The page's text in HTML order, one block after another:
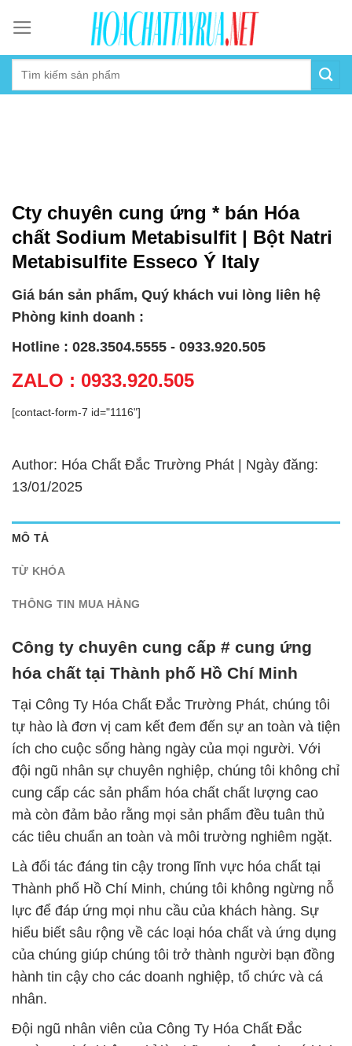
content
Cty chuyên cung ứng * bán Hóa
chất Sodium Metabisulfit | Bột Natri
Metabisulfite Esseco Ý Italy
Giá bán sản phẩm, Quý khách vui lòng liên hệ
Phòng kinh doanh :
Hotline : 028.3504.5555 - 0933.920.505
ZALO : 0933.920.505
[contact-form-7 id="1116"]
Author: Hóa Chất Đắc Trường Phát | Ngày đăng:
13/01/2025
MÔ TẢ
TỪ KHÓA
THÔNG TIN MUA HÀNG
Công ty chuyên cung cấp # cung ứng
hóa chất tại Thành phố Hồ Chí Minh
Tại Công Ty Hóa Chất Đắc Trường Phát, chúng tôi
tự hào là đơn vị cam kết đem đến sự an toàn và tiện
ích cho cuộc sống hàng ngày của mọi người. Với
đội ngũ nhân sự chuyên nghiệp, chúng tôi không chỉ
cung cấp các sản phẩm hóa chất chất lượng cao
mà còn đảm bảo rằng mọi sản phẩm đều tuân thủ
các tiêu chuẩn an toàn và môi trường nghiêm ngặt.
Là đối tác đáng tin cậy trong lĩnh vực hóa chất tại
Thành phố Hồ Chí Minh, chúng tôi không ngừng nỗ
lực để đáp ứng mọi nhu cầu của khách hàng. Sự
hiểu biết sâu rộng về các loại hóa chất và ứng dụng
của chúng giúp chúng tôi trở thành người bạn đồng
hành tin cậy cho các doanh nghiệp, tổ chức và cá
nhân.
Đội ngũ nhân viên của Công Ty Hóa Chất Đắc